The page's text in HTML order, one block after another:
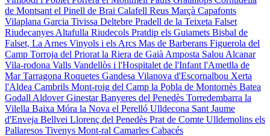
de Montsant el Pinell de Brai Calafell Reus Marçà Capafonts
Vilaplana Garcia Tivissa Deltebre Pradell de la Teixeta Falset
Riudecanyes Altafulla Riudecols Pratdip els Guiamets Bisbal de
Falset, La Arnes Vinyols i els Arcs Mas de Barberans Figuerola del
Camp Torroja del Priorat la Riera de Gaià Amposta Salou Alcanar
Vila-rodona Valls Vandellòs i l'Hospitalet de l'Infant l'Ametlla de
MarTarragona Roquetes Gandesa Vilanova d'Escornalbou Xerta
l'Aldea Cambrils Mont-roig del Camp la Pobla de Montornès Batea
Godall AldoverGinestarBanyeres del Penedès Torredembarra la
Vilella Baixa Móra la Nova el Perelló Ulldecona Sant Jaume
d'Enveja Bellvei Llorenç del Penedès Prat de Comte Ulldemolins els
Pallaresos Tivenys Mont-ral Camarles Cabacés